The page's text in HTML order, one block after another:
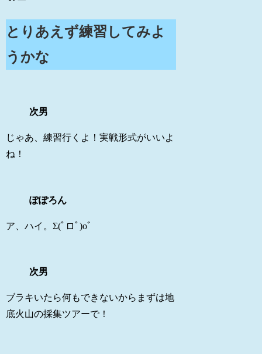
とりあえず練習してみよ
うかな
次男
じゃあ、練習行くよ！実戦形式がいいよ
ね！
ぽぽろん
ア、ハイ。Σ(ﾟロﾟ)oﾞ
次男
ブラキいたら何もできないからまずは地
底火山の採集ツアーで！